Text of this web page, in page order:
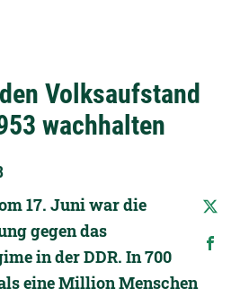
Volksaufstand
wachhalten
17. Juni war die
gegen das
in der DDR. In 700
eine Million Menschen